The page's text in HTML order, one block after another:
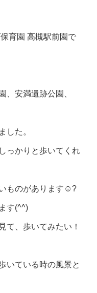
育園 高槻駅前園で
、安満遺跡公園、
した。
っかりと歩いてくれ
ものがあります☺️?
す(^^)
て、歩いてみたい！
いている時の風景と